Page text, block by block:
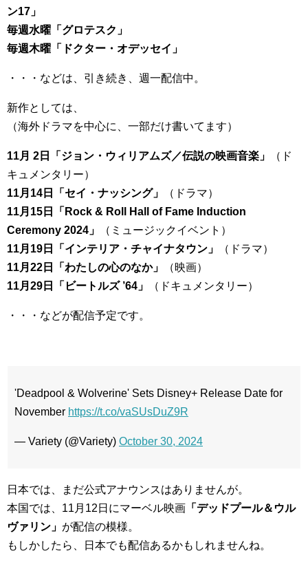
ン17」
毎週水曜「グロテスク」
毎週木曜「ドクター・オデッセイ」
・・・などは、引き続き、週一配信中。
新作としては、
（海外ドラマを中心に、一部だけ書いてます）
11月 2日「ジョン・ウィリアムズ／伝説の映画音楽」
（ド
キュメンタリー）
11月14日「セイ・ナッシング」
（ドラマ）
11月15日「Rock & Roll Hall of Fame Induction
Ceremony 2024」
（ミュージックイベント）
11月19日「インテリア・チャイナタウン」
（ドラマ）
11月22日「わたしの心のなか」
（映画）
11月29日「ビートルズ ’64」
（ドキュメンタリー）
・・・などが配信予定です。
'Deadpool & Wolverine' Sets Disney+ Release Date for
November https://t.co/vaSUsDuZ9R
— Variety (@Variety) October 30, 2024
日本では、まだ公式アナウンスはありませんが。
本国では、11月12日にマーベル映画 「デッドプール＆ウル
ヴァリン」 が配信の模様。
もしかしたら、日本でも配信あるかもしれませんね。